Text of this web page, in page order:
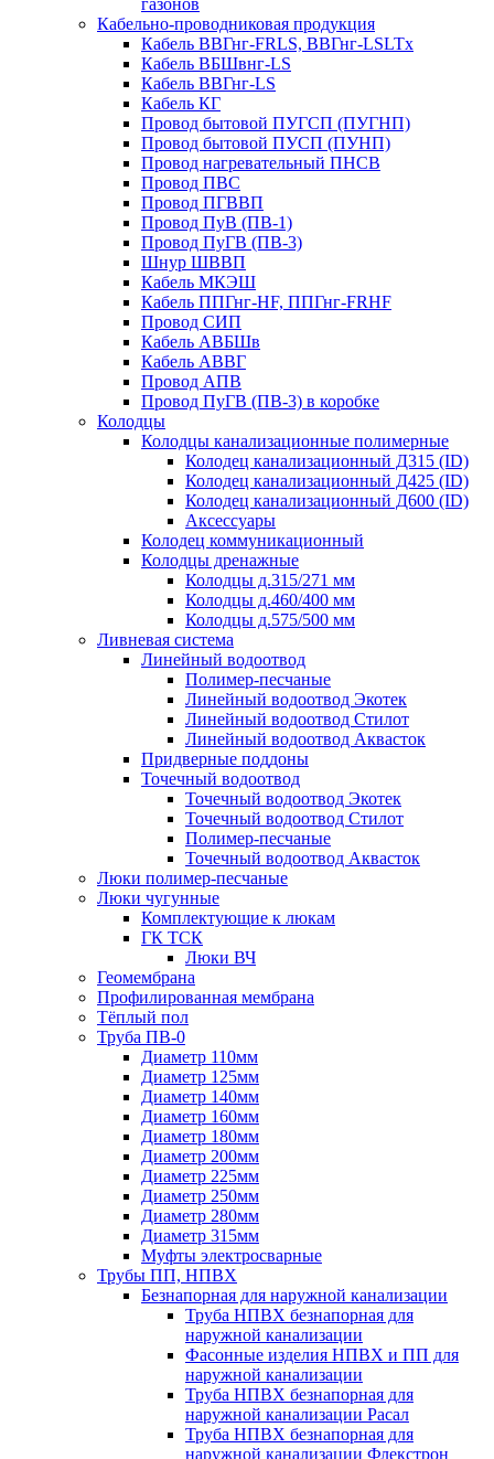
Кабельно-проводниковая продукция
Кабель ВВГнг-FRLS, ВВГнг-LSLTx
Кабель ВБШвнг-LS
Кабель ВВГнг-LS
Кабель КГ
Провод бытовой ПУГСП (ПУГНП)
Провод бытовой ПУСП (ПУНП)
Провод нагревательный ПНСВ
Провод ПВС
Провод ПГВВП
Провод ПуВ (ПВ-1)
Провод ПуГВ (ПВ-3)
Шнур ШВВП
Кабель МКЭШ
Кабель ППГнг-HF, ППГнг-FRHF
Провод СИП
Кабель АВБШв
Кабель АВВГ
Провод АПВ
Провод ПуГВ (ПВ-3) в коробке
Колодцы
Колодцы канализационные полимерные
Колодец канализационный Д315 (ID)
Колодец канализационный Д425 (ID)
Колодец канализационный Д600 (ID)
Аксессуары
Колодец коммуникационный
Колодцы дренажные
Колодцы д.315/271 мм
Колодцы д.460/400 мм
Колодцы д.575/500 мм
Ливневая система
Линейный водоотвод
Полимер-песчаные
Линейный водоотвод Экотек
Линейный водоотвод Стилот
Линейный водоотвод Аквасток
Придверные поддоны
Точечный водоотвод
Точечный водоотвод Экотек
Точечный водоотвод Стилот
Полимер-песчаные
Точечный водоотвод Аквасток
Люки полимер-песчаные
Люки чугунные
Комплектующие к люкам
ГК ТСК
Люки ВЧ
Геомембрана
Профилированная мембрана
Тёплый пол
Труба ПВ-0
Диаметр 110мм
Диаметр 125мм
Диаметр 140мм
Диаметр 160мм
Диаметр 180мм
Диаметр 200мм
Диаметр 225мм
Диаметр 250мм
Диаметр 280мм
Диаметр 315мм
Муфты электросварные
Трубы ПП, НПВХ
Безнапорная для наружной канализации
Труба НПВХ безнапорная для
наружной канализации
Фасонные изделия НПВХ и ПП для
наружной канализации
Труба НПВХ безнапорная для
наружной канализации Расал
Труба НПВХ безнапорная для
наружной канализации Флекстрон